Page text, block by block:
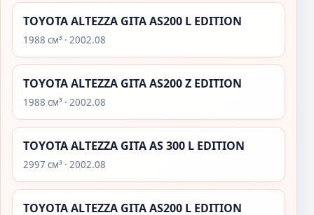
TOYOTA ALTEZZA GITA AS200 L EDITION
1988 см³ · 2002.08
TOYOTA ALTEZZA GITA AS200 Z EDITION
1988 см³ · 2002.08
TOYOTA ALTEZZA GITA AS 300 L EDITION
2997 см³ · 2002.08
TOYOTA ALTEZZA GITA AS200 L EDITION